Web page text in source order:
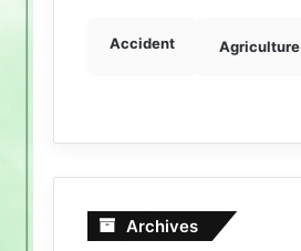
Accident Agriculture
Archives Archives